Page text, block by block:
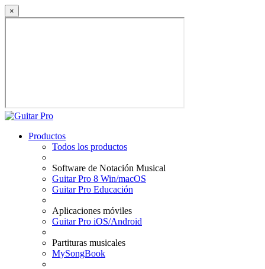
×
Productos
Todos los productos
Software de Notación Musical
Guitar Pro 8 Win/macOS
Guitar Pro Educación
Aplicaciones móviles
Guitar Pro iOS/Android
Partituras musicales
MySongBook